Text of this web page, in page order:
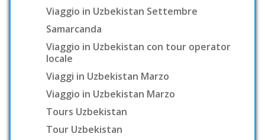
Viaggio in Uzbekistan Settembre
Samarcanda
Viaggio in Uzbekistan con tour operator
locale
Viaggi in Uzbekistan Marzo
Viaggio in Uzbekistan Marzo
Tours Uzbekistan
Tour Uzbekistan